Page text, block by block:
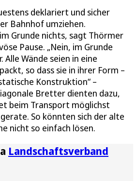
deklariert und sicher
Bahnhof umziehen.
Grunde nichts, sagt Thörmer
Pause. „Nein, im Grunde
Alle Wände seien in eine
so dass sie in ihrer Form –
Konstruktion“ –
Bretter dienten dazu,
beim Transport möglichst
So könnten sich der alte
nicht so einfach lösen.
Landschaftsverband